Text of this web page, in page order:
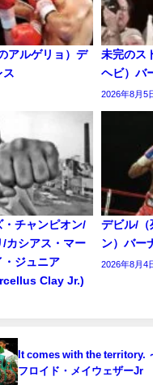
アルゲリョ）デ
ス
未完のス
ヘビ）バ
2026年8月5
チャンピオン/
/カシアス・マー
・ジュニア
Clay Jr.)
デビル/（
ン）バー
2026年8月4
It comes with the territory.
フロイド・メイウェザーJr